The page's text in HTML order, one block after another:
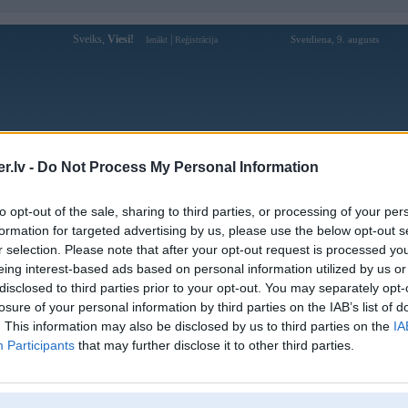
- Do Not Process My Personal Information
opt-out of the sale, sharing to third parties, or processing of your
for targeted advertising by us, please use the below opt-out
selection. Please note that after your opt-out request is processed
interest-based ads based on personal information utilized by us
to third parties prior to your opt-out. You may separately
of your personal information by third parties on the IAB’s list of
This information may also be disclosed by us to third parties on the
Participants that may further disclose it to other third parties.
Sveiks, Viesi! Ienākt Reģistrācija Svetdiena, 9. augusts
Forums Galerijas Reģistrācija Lietotāji
Lietotāja nohu90health profils
Pēdējo reizi manīts: 03. Aug 2025, 04:45
Lietotājvārds: nohu90health
NOHU – Cổng giải trí nổ hũ & casino
đỉnh cao
Ziņojumi forumā:
0